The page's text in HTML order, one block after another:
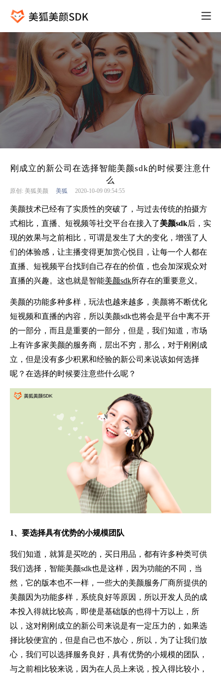
刚成立的新公司在选择智能美颜sdk的时候要注意什
么
原创: 美狐美颜 美狐 2020-10-09 09:54:55
美颜技术已经有了实质性的突破了，与过去传统的拍摄方
式相比，直播、短视频等社交平台在接入了美颜sdk后，实
现的效果与之前相比，可谓是发生了大的变化，增强了人
们的体验感，让主播变得更加赏心悦目，让每一个人都在
直播、短视频平台找到自己存在的价值，也会加深观众对
直播的兴趣。这也就是智能美颜sdk所存在的重要意义。
美颜的功能多种多样，玩法也越来越多，美颜将不断优化
短视频和直播的内容，所以美颜sdk也将会是平台中离不开
的一部分，而且是重要的一部分，但是，我们知道，市场
上有许多家美颜的服务商，层出不穷，那么，对于刚刚成
立，但是没有多少积累和经验的新公司来说该如何选择
呢？在选择的时候要注意些什么呢？
1、要选择具有优势的小规模团队
我们知道，就算是买吃的，买日用品，都有许多种类可供
我们选择，智能美颜sdk也是这样，因为功能的不同，当
然，它的版本也不一样，一些大的美颜服务厂商所提供的
美颜因为功能多样，系统良好等原因，所以开发人员的成
本投入得就比较高，即使是基础版的也得十万以上，所
以，这对刚刚成立的新公司来说是有一定压力的，如果选
择比较便宜的，但是自己也不放心，所以，为了让我们放
心，我们可以选择服务良好，具有优势的小规模的团队，
与之前相比较来说，因为在人员上来说，投入得比较小，